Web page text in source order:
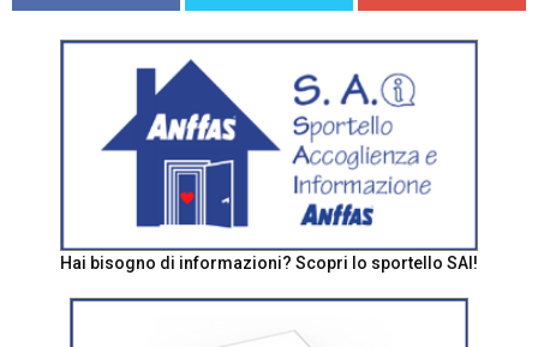
Hai bisogno di informazioni? Scopri lo sportello SAI!